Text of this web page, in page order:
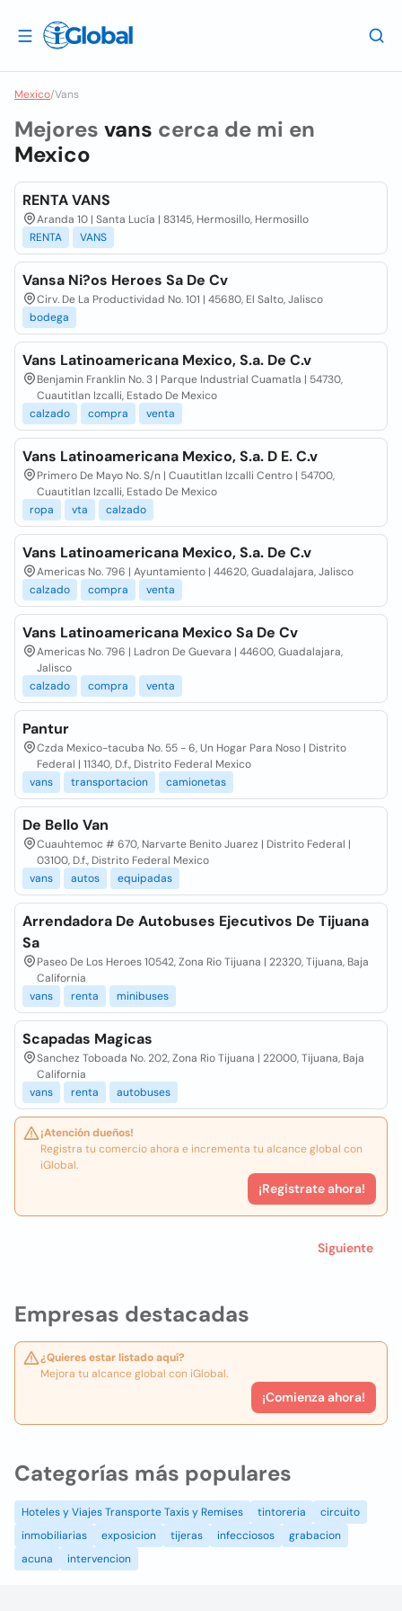
Mexico/Vans
Empresas destacadas
¿Quieres estar listado aquí?
Mejora tu alcance global con iGlobal.
¡Comienza ahora!
Mejores vans cerca de mi en
Mexico
RENTA VANS
Aranda 10 | Santa Lucía | 83145, Hermosillo, Hermosillo
RENTA
VANS
Vansa Ni?os Heroes Sa De Cv
Cirv. De La Productividad No. 101 | 45680, El Salto, Jalisco
bodega
Vans Latinoamericana Mexico, S.a. De C.v
Benjamin Franklin No. 3 | Parque Industrial Cuamatla | 54730,
Cuautitlan Izcalli, Estado De Mexico
calzado
compra venta
Vans Latinoamericana Mexico, S.a. D E. C.v
Primero De Mayo No. S/n | Cuautitlan Izcalli Centro | 54700,
Cuautitlan Izcalli, Estado De Mexico
ropa
vta calzado
Vans Latinoamericana Mexico, S.a. De C.v
Americas No. 796 | Ayuntamiento | 44620, Guadalajara, Jalisco
calzado
compra venta
Vans Latinoamericana Mexico Sa De Cv
Americas No. 796 | Ladron De Guevara | 44600, Guadalajara,
Jalisco
calzado
compra venta
Pantur
Czda Mexico-tacuba No. 55 - 6, Un Hogar Para Noso | Distrito
Federal | 11340, D.f., Distrito Federal Mexico
vans
transportacion camionetas
De Bello Van
Cuauhtemoc # 670, Narvarte Benito Juarez | Distrito Federal |
03100, D.f., Distrito Federal Mexico
vans
autos equipadas
Arrendadora De Autobuses Ejecutivos De Tijuana
Sa
Paseo De Los Heroes 10542, Zona Rio Tijuana | 22320, Tijuana, Baja
California
vans
renta minibuses
Scapadas Magicas
Sanchez Toboada No. 202, Zona Rio Tijuana | 22000, Tijuana, Baja
California
vans
renta autobuses
¡Atención dueños!
Registra tu comercio ahora e incrementa tu alcance global con
iGlobal.
¡Registrate ahora!
Siguiente
Categorías más populares
Hoteles y Viajes Transporte Taxis y Remises tintoreria
circuito
inmobiliarias
exposicion tijeras infecciosos
grabacion
acuna
intervencion